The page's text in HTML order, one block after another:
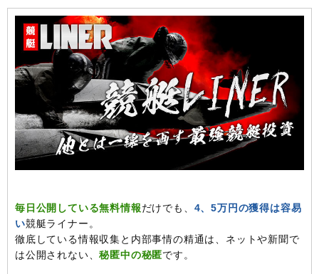
毎日公開している無料情報だけでも、 4、5万円の獲得は容易
い競艇ライナー。
徹底している情報収集と内部事情の精通は、ネットや新聞で
は公開されない、秘匿中の秘匿です。